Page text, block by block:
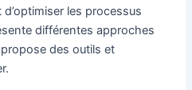
d’optimiser les processus
différentes approches
des outils et